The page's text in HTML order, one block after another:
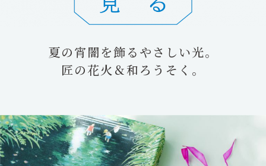
夏の宵闇を飾るやさしい光。
匠の花火＆和ろうそく。